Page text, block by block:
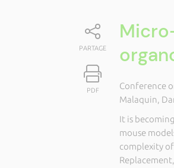
PARTAGE
PDF
Conference
Malaquin,
It is
mouse
complexity